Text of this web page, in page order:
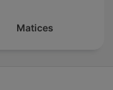
Matices